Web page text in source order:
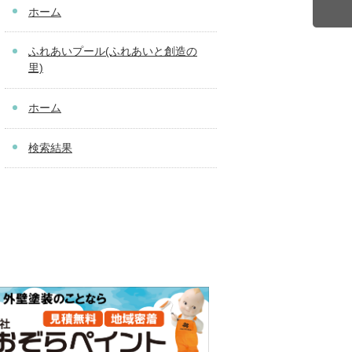
ホーム
ふれあいプール(ふれあいと創造の
里)
ホーム
検索結果